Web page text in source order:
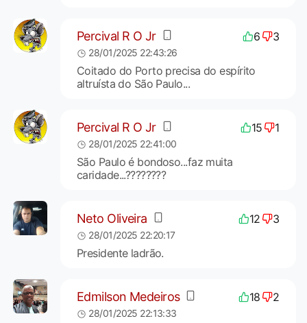
Percival R O Jr 6 3
28/01/2025 22:43:26
Coitado do Porto precisa do espírito
altruísta do São Paulo...
Percival R O Jr 15 1
28/01/2025 22:41:00
São Paulo é bondoso...faz muita
caridade...????????
Neto Oliveira 12 3
28/01/2025 22:20:17
Presidente ladrão.
Edmilson Medeiros 18 2
28/01/2025 22:13:33